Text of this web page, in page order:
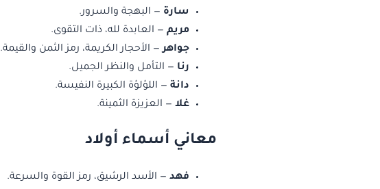
سارة — البهجة والسرور.
مريم — العابدة لله، ذات التقوى.
جواهر— الأحجار الكريمة، رمز الثمن والقيمة.
رنا — التأمل والنظر الجميل.
دانة — اللؤلؤة الكبيرة النفيسة.
غلا — العزيزة الثمينة.
معاني أسماء أولاد
فهد — الأسد الرشيق، رمز القوة والسرعة.